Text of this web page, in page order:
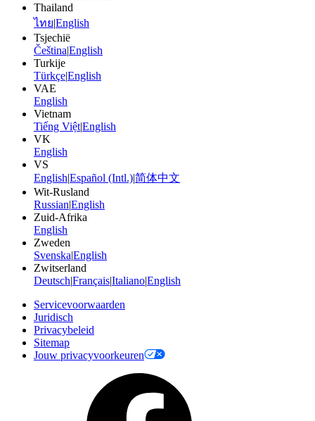
Thailand
ไทย|English
Tsjechië
Čeština|English
Turkije
Türkçe|English
VAE
English
Vietnam
Tiếng Việt|English
VK
English
VS
English|Español (Intl.)|简体中文
Wit-Rusland
Russian|English
Zuid-Afrika
English
Zweden
Svenska|English
Zwitserland
Deutsch|Français|Italiano|English
Servicevoorwaarden
Juridisch
Privacybeleid
Sitemap
Jouw privacyvoorkeuren